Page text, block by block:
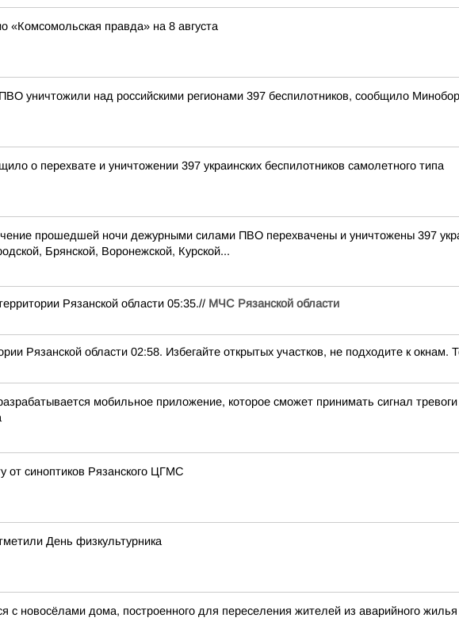
«Комсомольская правда» на 8 августа
уничтожили над российскими регионами 397 беспилотников, сообщило
о перехвате и уничтожении 397 украинских беспилотников самолетного типа
прошедшей ночи дежурными силами ПВО перехвачены и уничтожены 397
Брянской, Воронежской, Курской...
Рязанской области 05:35.// МЧС Рязанской области
области 02:58. Избегайте открытых участков, не подходите к окнам.
мобильное приложение, которое сможет принимать сигнал
от синоптиков Рязанского ЦГМС
День физкультурника
с новосёлами дома, построенного для переселения жителей из аварийного жилья